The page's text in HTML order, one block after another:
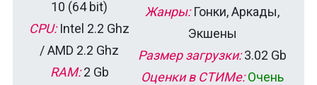
10 (64 bit)
CPU:Intel 2.2 Ghz
/ AMD 2.2 Ghz
RAM:2 Gb
Жанры:Гонки, Аркады,
Экшены
Размер загрузки:3.02 Gb
Оценки в СТИМе: Очень